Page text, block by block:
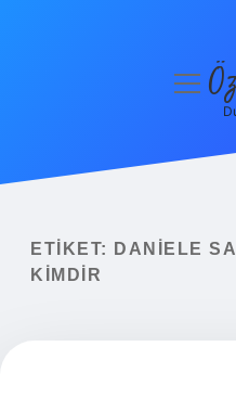
Yasal Uyarı
ETIKET:
DANIELE
KIMDIR